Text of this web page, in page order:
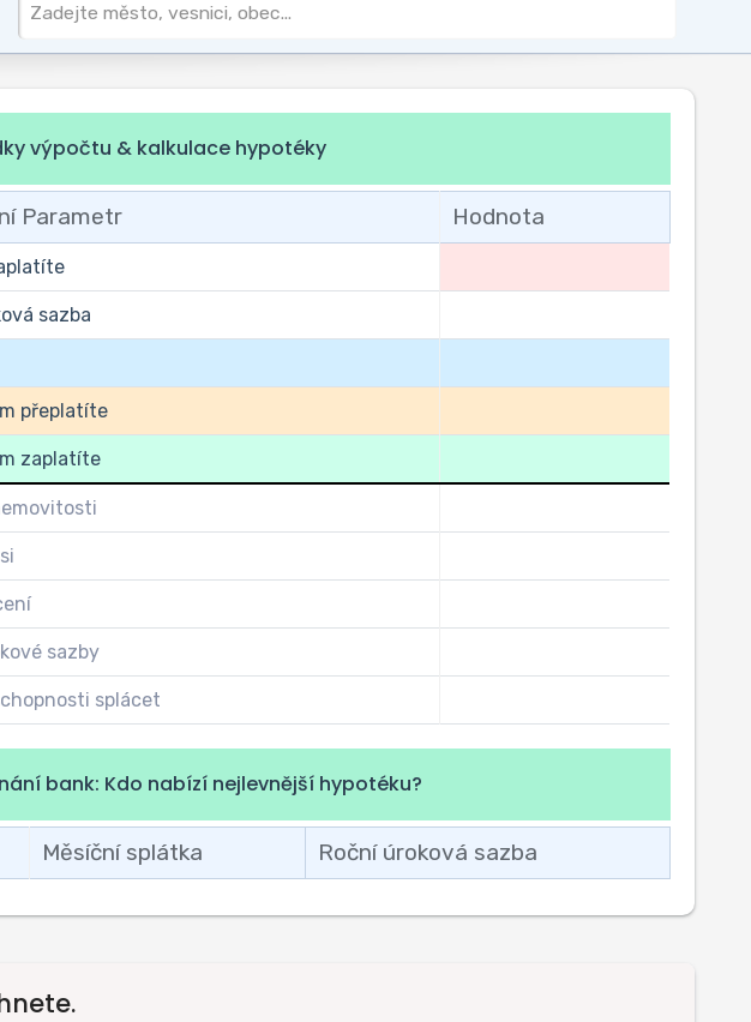
výpočtu & kalkulace hypotéky
Parametr Hodnota
sazba
přeplatíte
zaplatíte
sazby
splácet
bank: Kdo nabízí nejlevnější hypotéku?
Měsíční splátka Roční úroková sazba